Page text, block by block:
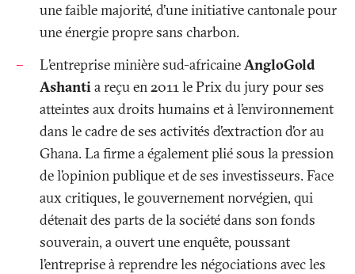
une faible majorité, d’une initiative cantonale pour
une énergie propre sans charbon.
L’entreprise minière sud-africaine AngloGold
Ashanti a reçu en 2011 le Prix du jury pour ses
atteintes aux droits humains et à l’environnement
dans le cadre de ses activités d’extraction d’or au
Ghana. La firme a également plié sous la pression
de l’opinion publique et de ses investisseurs. Face
aux critiques, le gouvernement norvégien, qui
détenait des parts de la société dans son fonds
souverain, a ouvert une enquête, poussant
l’entreprise à reprendre les négociations avec les